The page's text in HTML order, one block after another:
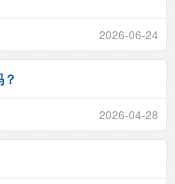
2026-06-24
2026-04-28